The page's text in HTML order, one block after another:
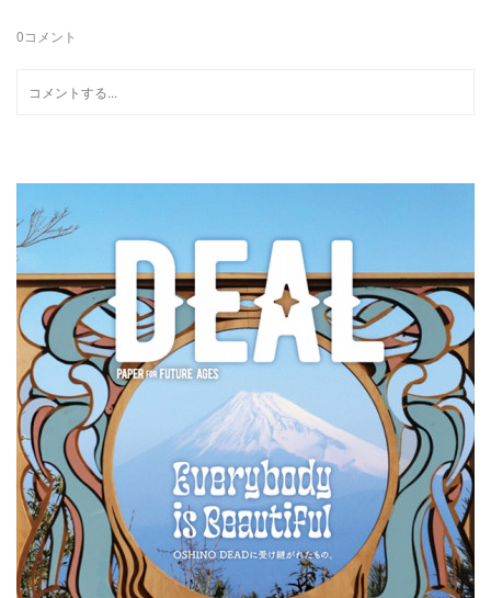
0コメント